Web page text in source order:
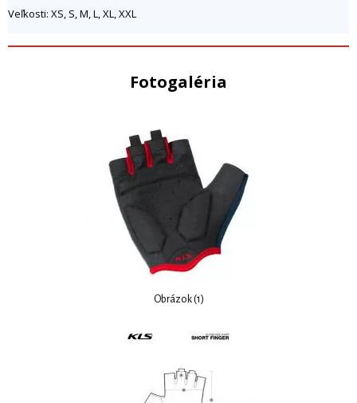
Veľkosti: XS, S, M, L, XL, XXL
Fotogaléria
Obrázok (1)